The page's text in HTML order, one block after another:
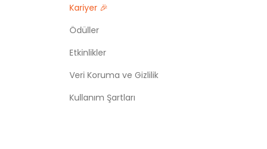
Kariyer 🎉
Ödüller
Etkinlikler
Veri Koruma ve Gizlilik
Kullanım Şartları